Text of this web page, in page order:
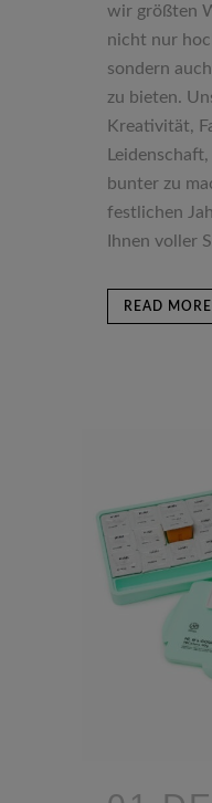
wir größten
nicht nur
sondern
zu bieten.
Kreativität,
bunter zu
festlichen
Ihnen voller
READ MORE